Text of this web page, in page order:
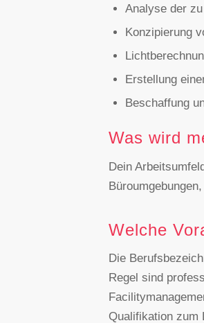
Analyse der
Konzipierung
Erstellung
Beschaffung
Was wird
Dein
Welche
Die
Regel sind
Qualifikation zum